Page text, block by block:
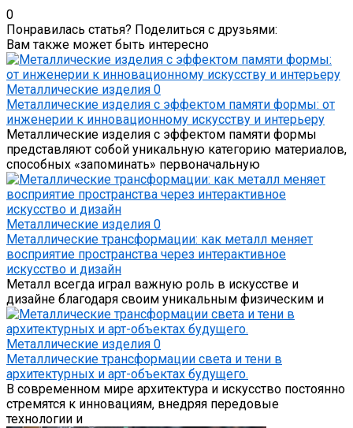
0
Понравилась статья? Поделиться с друзьями:
Вам также может быть интересно
Металлические изделия 0
Металлические изделия с эффектом памяти формы: от
инженерии к инновационному искусству и интерьеру
Металлические изделия с эффектом памяти формы
представляют собой уникальную категорию материалов,
способных «запоминать» первоначальную
Металлические изделия 0
Металлические трансформации: как металл меняет
восприятие пространства через интерактивное
искусство и дизайн
Металл всегда играл важную роль в искусстве и
дизайне благодаря своим уникальным физическим и
Металлические изделия 0
Металлические трансформации света и тени в
архитектурных и арт-объектах будущего.
В современном мире архитектура и искусство постоянно
стремятся к инновациям, внедряя передовые
технологии и